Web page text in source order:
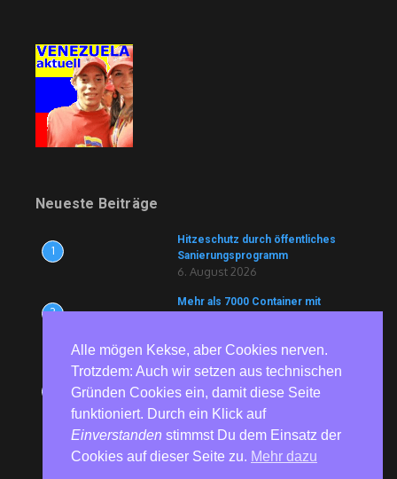
Neueste Beiträge
1
Hitzeschutz durch öffentliches
Sanierungsprogramm
6. August 2026
2
Mehr als 7000 Container mit
6. August 2026
81 Jahre nach Hiroshima und
Nagasaki – Bundesweite
Gedenkaktionen erinnern an die
Opfer von Atomwaffen
6. August 2026
Alle mögen Kekse, aber Cookies nerven.
Trotzdem: Auch wir setzen aus technischen
Gründen Cookies ein, damit diese Seite
funktioniert. Durch ein Klick auf
Einverstanden stimmst Du dem Einsatz der
Cookies auf dieser Seite zu. Mehr dazu